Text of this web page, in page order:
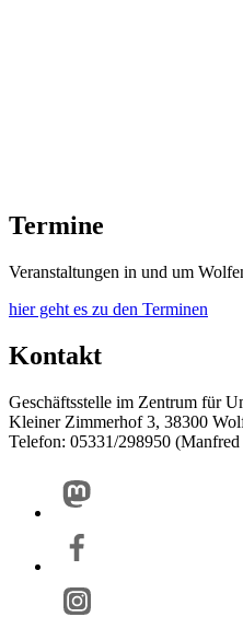
Termine
Veranstaltungen in und um
hier geht es zu den Terminen
Kontakt
Geschäftsstelle im Zentrum für
Kleiner Zimmerhof 3, 38300
Telefon: 05331/298950